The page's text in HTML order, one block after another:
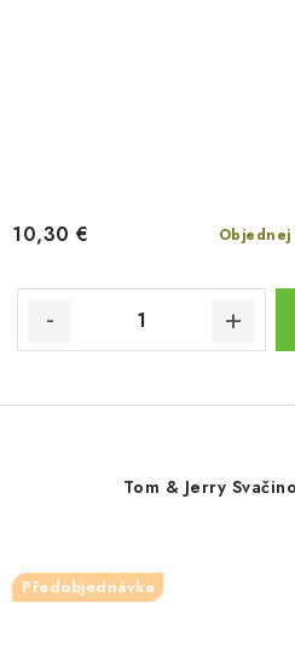
10,30 €
Tom & Jerry
Předobjednávka